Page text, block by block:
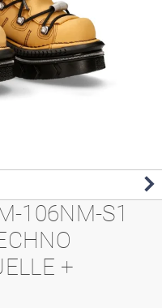
106NM-S1
+